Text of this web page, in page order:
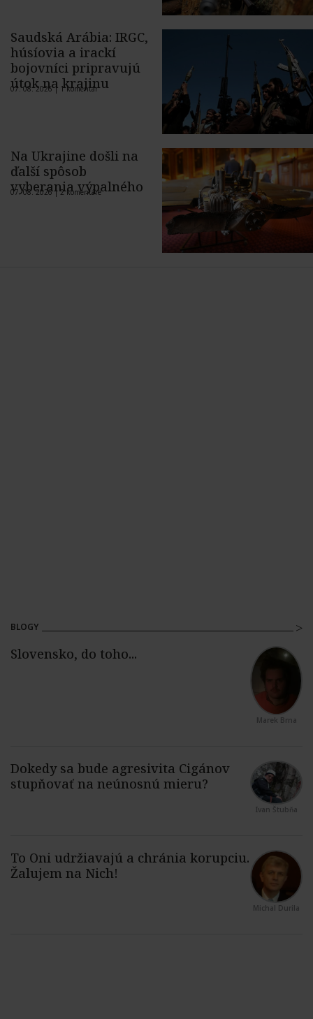
Saudská Arábia: IRGC,
húsíovia a irackí
bojovníci pripravujú
útok na krajinu
07. 08. 2026 | 1 komentár
Na Ukrajine došli na
ďalší spôsob
vyberania výpalného
07. 08. 2026 |2 komentáre
BLOGY
Marek Brna
Ivan Štubňa
Michal Durila